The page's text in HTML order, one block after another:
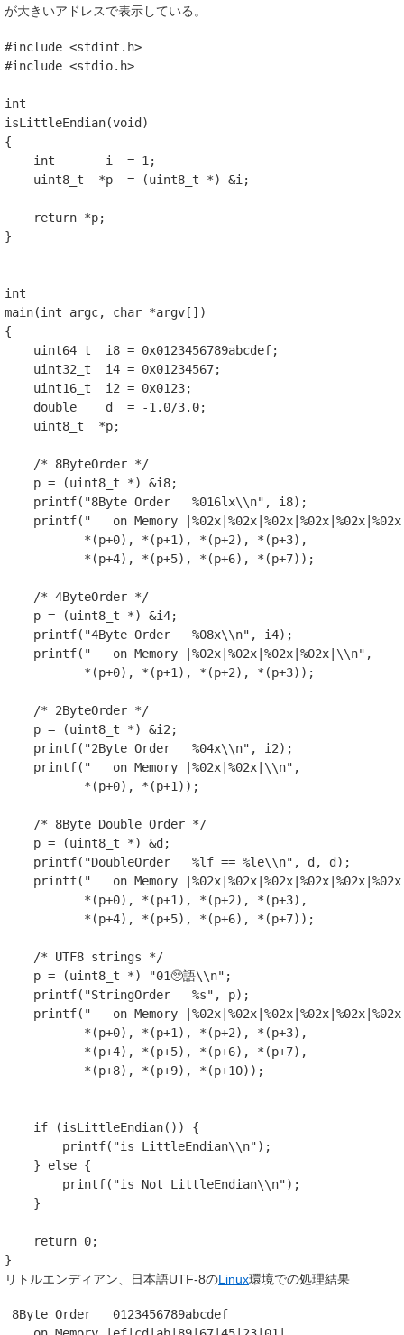
が大きいアドレスで表示している。
#include <stdint.h>
#include <stdio.h>
int
isLittleEndian(void )
{
int
i = 1 ;
uint8_t
*p = (uint8_t *) &i ;
return *p;
}
int
main(int argc, char *argv [])
{
uint64_t
i8 = 0x0123456789abcdef;
uint32_t
i4 = 0x01234567;
uint16_t
i2 = 0x0123;
double
d = -1.0/3.0;
uint8_t
*p;
/* 8ByteOrder */
p = (uint8_t *) &i8;
printf( "8Byte Order   %016lx\\n" , i8);
printf( "   on Memory
* (p+0), * (p+1 ), * (p+2), * (p+3),
* (p+4), * (p+5), * (p+6), * (p+7));
/* 4ByteOrder */
p = (uint8_t *) &i4;
printf( "4Byte Order   %08x\\n" , i4);
printf( "   on Memory |%02x|%02x|%02x|%02x| \\n" ,
* (p+0), * (p+1 ), * (p+2), * (p+3));
/* 2ByteOrder */
p = (uint8_t *) &i2 ;
printf( "2Byte Order   %04x\\n" , i2);
printf( "   on Memory |%02x|%02x| \\n" ,
* (p+0), * (p+1 ));
/* 8Byte Double Order */
p = (uint8_t *) &d ;
printf( "DoubleOrder   %lf == %le\\n" , d , d );
printf( "   on Memory
* (p+0), * (p+1 ), * (p+2), * (p+3),
* (p+4), * (p+5), * (p+6), * (p+7));
/* UTF8 strings */
p = (uint8_t *) "01🥺語\\n" ;
printf( "StringOrder   %s" , p);
printf( "   on Memory
* (p+0), * (p+1 ), * (p+2), * (p+3),
* (p+4), * (p+5), * (p+6), * (p+7),
* (p+8), * (p+9), * (p+10));
if (isLittleEndian())
{
printf( "is LittleEndian\\n");
}
else {
printf( "is Not LittleEndian\\n");
}
return 0;
}
リトルエンディアン、日本語UTF-8のLinux環境での処理結果
8Byte Order 0123456789abcdef